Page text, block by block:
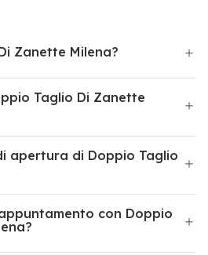
Zanette Milena?
Taglio Di Zanette
apertura di Doppio Taglio
con Doppio